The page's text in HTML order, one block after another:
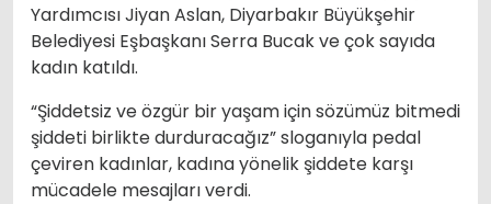
Yardımcısı Jiyan Aslan, Diyarbakır Büyükşehir
Belediyesi Eşbaşkanı Serra Bucak ve çok sayıda
kadın katıldı.
“Şiddetsiz ve özgür bir yaşam için sözümüz bitmedi
şiddeti birlikte durduracağız” sloganıyla pedal
çeviren kadınlar, kadına yönelik şiddete karşı
mücadele mesajları verdi.